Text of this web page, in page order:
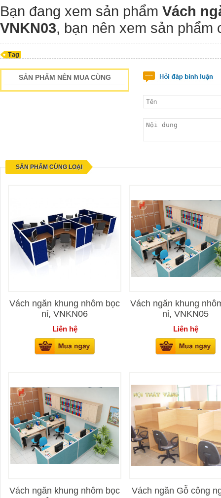
Bạn đang xem sản phẩm Vách
VNKN03, bạn nên xem sản
SẢN PHẨM NÊN MUA CÙNG
SẢN PHẨM CÙNG LOẠI
Vách ngăn khung nhôm bọc
nỉ, VNKN06
Liên hệ
Vách ngăn khung
nỉ, VNKN05
Liên hệ
Vách ngăn khung nhôm bọc
Vách ngăn Gỗ công